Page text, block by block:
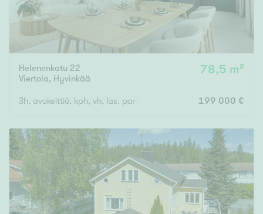
Helenenkatu 22
Viertola, Hyvinkää
78,5 m²
3h, avokeittiö, kph, vh, las. parv. 199 000 €